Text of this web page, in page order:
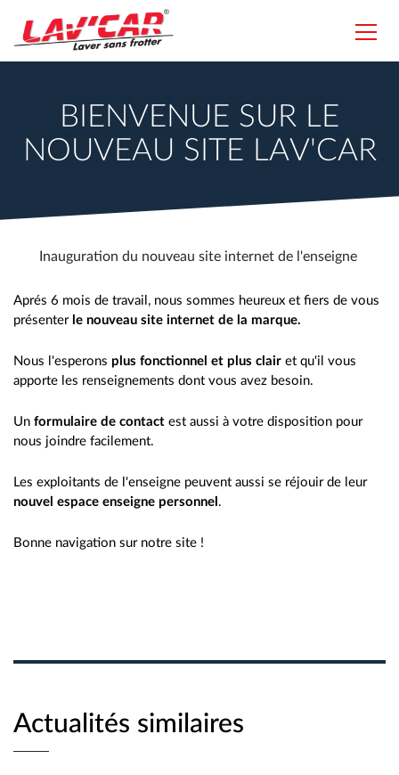
Lavcar
BIENVENUE SUR LE
NOUVEAU SITE LAV'CAR
Inauguration du nouveau site internet de l'enseigne
Aprés 6 mois de travail, nous sommes heureux et fiers de vous
présenterle nouveau site internet de la marque.
Nous l'esperons plus fonctionnel et plus clair et qu'il vous
apporte les renseignements dont vous avez besoin.
Un formulaire de contact est aussi à votre disposition pour
nous joindre facilement.
Les exploitants de l'enseigne peuvent aussi se réjouir de leur
nouvel espace enseigne personnel.
Bonne navigation sur notre site !
Actualités similaires